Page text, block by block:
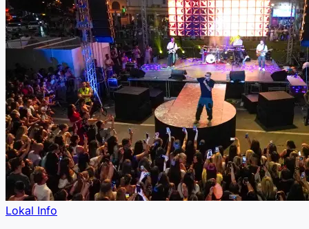
Lokal Info